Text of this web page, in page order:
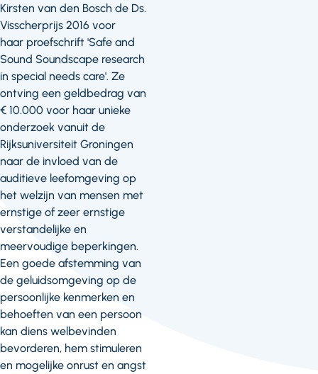
Kirsten van den Bosch de Ds.
Visscherprijs 2016 voor
haar proefschrift 'Safe and
Sound Soundscape research
in special needs care'. Ze
ontving een geldbedrag van
€ 10.000 voor haar unieke
onderzoek vanuit de
Rijksuniversiteit Groningen
naar de invloed van de
auditieve leefomgeving op
het welzijn van mensen met
ernstige of zeer ernstige
verstandelijke en
meervoudige beperkingen.
Een goede afstemming van
de geluidsomgeving op de
persoonlijke kenmerken en
behoeften van een persoon
kan diens welbevinden
bevorderen, hem stimuleren
en mogelijke onrust en angst